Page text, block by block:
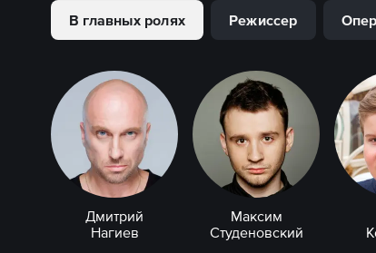
В главных ролях Режиссер
Дмитрий
Нагиев
Максим
Студеновский